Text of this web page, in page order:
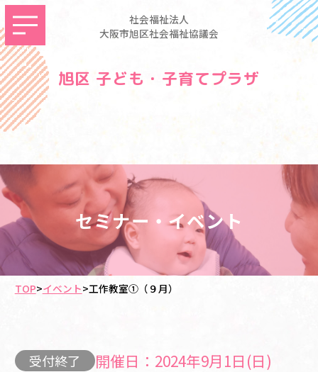
社会福祉法人
大阪市旭区社会福祉協議会
旭区 子ども・子育てプラザ
セミナー・イベント
TOP>イベント>工作教室①（９月）
受付終了 開催日：2024年9月1日(日)